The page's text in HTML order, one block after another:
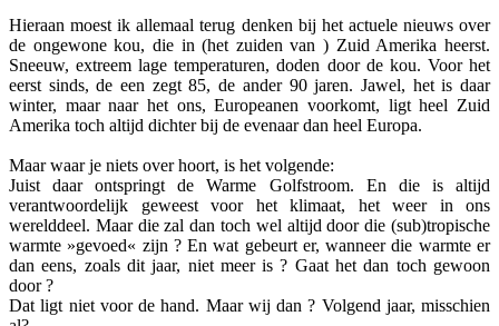
Hieraan moest ik allemaal terug denken bij het actuele nieuws over
de ongewone kou, die in (het zuiden van ) Zuid Amerika heerst.
Sneeuw, extreem lage temperaturen, doden door de kou. Voor het
eerst sinds, de een zegt 85, de ander 90 jaren. Jawel, het is daar
winter, maar naar het ons, Europeanen voorkomt, ligt heel Zuid
Amerika toch altijd dichter bij de evenaar dan heel Europa.
Maar waar je niets over hoort, is het volgende:
Juist daar ontspringt de Warme Golfstroom. En die is altijd
verantwoordelijk geweest voor het klimaat, het weer in ons
werelddeel. Maar die zal dan toch wel altijd door die (sub)tropische
warmte »gevoed« zijn ? En wat gebeurt er, wanneer die warmte er
dan eens, zoals dit jaar, niet meer is ? Gaat het dan toch gewoon
door ?
Dat ligt niet voor de hand. Maar wij dan ? Volgend jaar, misschien